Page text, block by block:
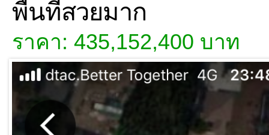
พื้นที่สวยมาก
ราคา: 435,152,400 บาท